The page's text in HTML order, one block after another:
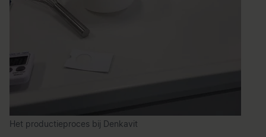
Het productieproces bij Denkavit